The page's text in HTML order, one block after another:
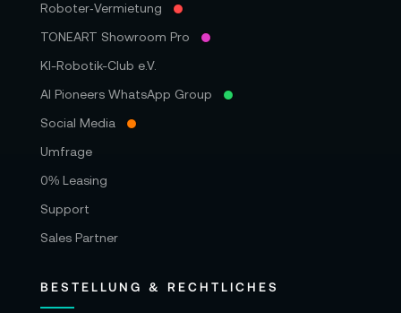
Roboter‑Vermietung
TONEART Showroom Pro
KI-Robotik-Club e.V.
AI Pioneers WhatsApp Group
Social Media
Umfrage
0% Leasing
Support
Sales Partner
BESTELLUNG & RECHTLICHES